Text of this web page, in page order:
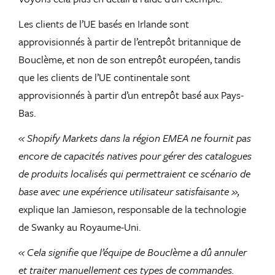
Les clients de l’UE basés en Irlande sont
approvisionnés à partir de l’entrepôt britannique de
Bouclème, et non de son entrepôt européen, tandis
que les clients de l’UE continentale sont
approvisionnés à partir d’un entrepôt basé aux Pays-
Bas.
« Shopify Markets dans la région EMEA ne fournit pas
encore de capacités natives pour gérer des catalogues
de produits localisés qui permettraient ce scénario de
base avec une expérience utilisateur satisfaisante »,
explique Ian Jamieson, responsable de la technologie
de Swanky au Royaume-Uni.
« Cela signifie que l’équipe de Bouclème a dû annuler
et traiter manuellement ces types de commandes.